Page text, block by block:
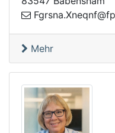
qenX.ansrgF
Mehr